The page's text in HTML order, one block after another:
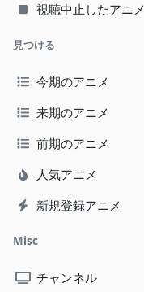
視聴中止したアニメ
見つける
今期のアニメ
来期のアニメ
前期のアニメ
人気アニメ
新規登録アニメ
Misc
チャンネル